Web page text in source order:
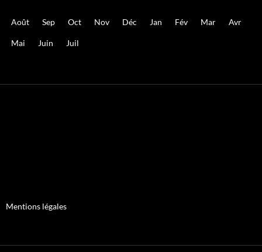
Août Sep Oct Nov Déc Jan Fév Mar Avr
Mai Juin Juil
Mentions légales